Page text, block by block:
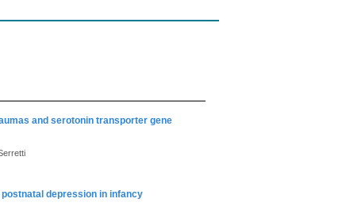
and serotonin transporter gene
depression in infancy